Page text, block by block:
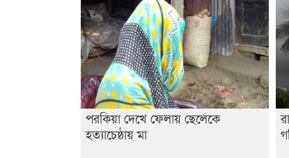
পরকিয়া দেখে ফেলায় ছেলেকে
হত্যাচেষ্ঠায় মা